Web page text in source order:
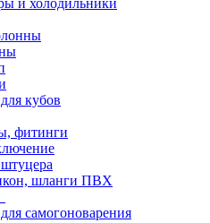
и холодильники
кубов
фитинги
шланги ПВХ
самогоноварения